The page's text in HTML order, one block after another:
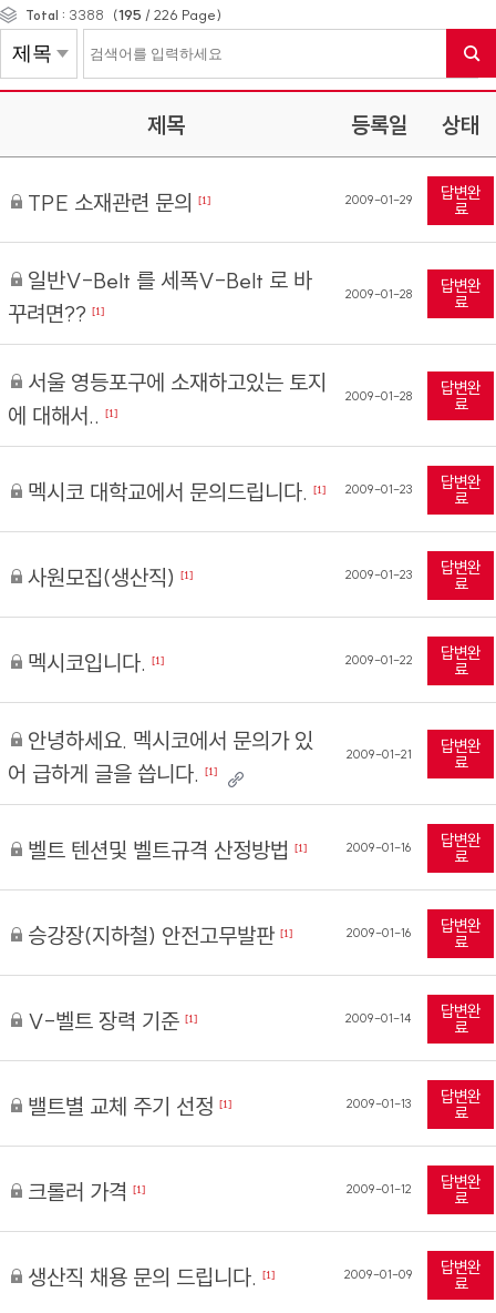
Total : 3388 (195 / 226 Page)
제목 등록일 상태
TPE 소재관련 문의 [1] 2009-01-29 답변완
료
일반V-Belt 를 세폭V-Belt 로 바
꾸려면??
[1]
2009-01-28 답변완
료
서울 영등포구에 소재하고있는 토지
에 대해서..
[1]
2009-01-28 답변완
료
멕시코 대학교에서 문의드립니다. [1] 2009-01-23 답변완
료
사원모집(생산직) [1] 2009-01-23 답변완
료
멕시코입니다. [1] 2009-01-22 답변완
료
안녕하세요. 멕시코에서 문의가 있
어 급하게 글을 씁니다.
[1]
2009-01-21 답변완
료
벨트 텐션및 벨트규격 산정방법 [1] 2009-01-16 답변완
료
승강장(지하철) 안전고무발판 [1] 2009-01-16 답변완
료
V-벨트 장력 기준 [1] 2009-01-14 답변완
료
밸트별 교체 주기 선정 [1] 2009-01-13 답변완
료
크롤러 가격 [1] 2009-01-12 답변완
료
생산직 채용 문의 드립니다. [1] 2009-01-09 답변완
료